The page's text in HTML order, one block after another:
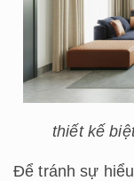
thiết kế
Để tránh sự